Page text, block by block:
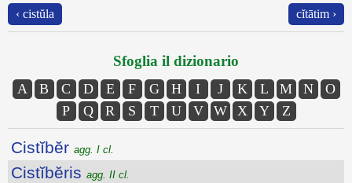
‹ cistŭla cĭtātim ›
Sfoglia il dizionario
A B C D E F G H I J K L M N
O
P
Q R S T U V W X Y Z
Cistĭbĕr agg. I cl.
Cistĭbĕris agg. II cl.